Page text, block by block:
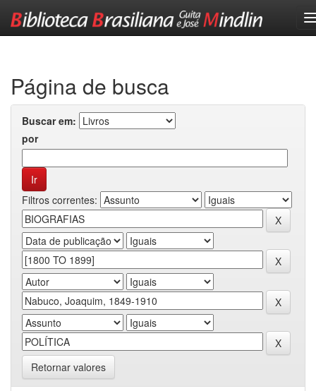
Página de busca
Buscar em:
por
Filtros correntes:
Retornar valores